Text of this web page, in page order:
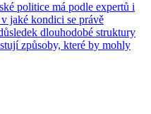
politice má podle expertů i
jaké kondici se právě
dlouhodobé struktury
způsoby, které by mohly